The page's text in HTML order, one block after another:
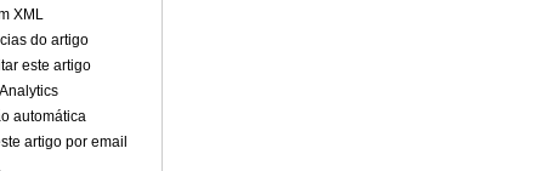
XML
do artigo
este artigo
automática
artigo por email